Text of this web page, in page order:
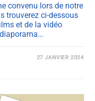
convenu lors de notre
trouverez ci-dessous
et de la vidéo
27 JANVIER 2024